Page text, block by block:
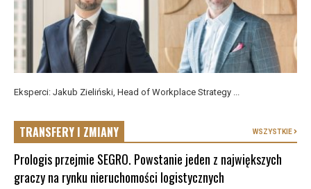
Eksperci: Jakub Zieliński, Head of Workplace Strategy ...
TRANSFERY I ZMIANY WSZYSTKIE
Prologis przejmie SEGRO. Powstanie jeden z największych
graczy na rynku nieruchomości logistycznych